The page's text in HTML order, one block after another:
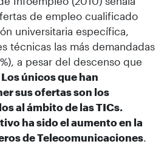
de empleo cualificado
universitaria específica,
técnicas las más demandadas
a pesar del descenso que
Los únicos que han
sus ofertas son los
al ámbito de las TICs.
ha sido el aumento en la
de Telecomunicaciones